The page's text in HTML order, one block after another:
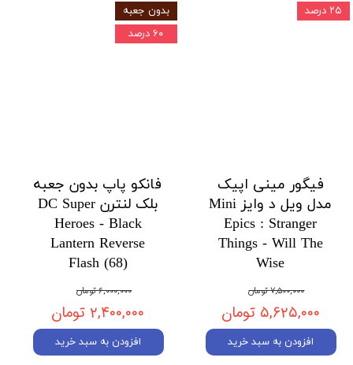
فیگور مینی اپیک
مدل ویل د وایز Mini
Epics : Stranger
Things - Will The
Wise
۷,۵۰۰,۰۰۰ تومان
۵,۶۲۵,۰۰۰ تومان
افزودن به سبد خرید
۲۵ درصد
فانکو پاپ بدون جعبه
بلک لنترن DC Super
Heroes - Black
Lantern Reverse
Flash (68)
۶,۰۰۰,۰۰۰ تومان
۲,۴۰۰,۰۰۰ تومان
افزودن به سبد خرید
بدون جعبه
۶۰ درصد